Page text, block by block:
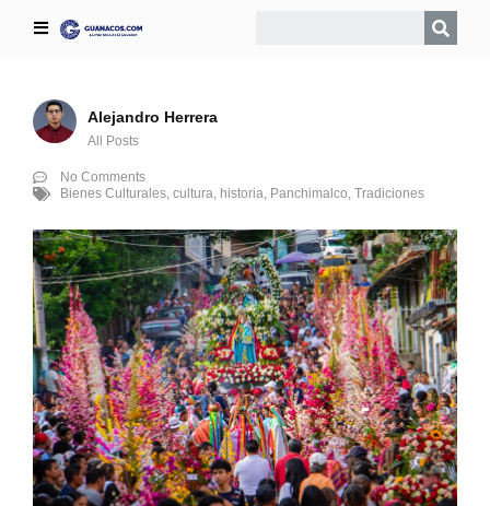
Alejandro Herrera
All Posts
No Comments
Bienes Culturales, cultura, historia, Panchimalco, Tradiciones